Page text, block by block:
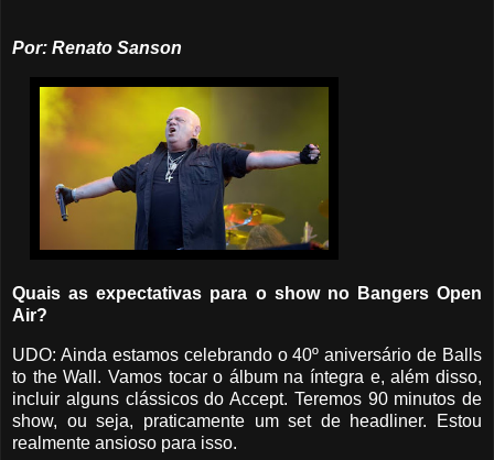
Por: Renato Sanson
Quais as expectativas para o show no Bangers Open
Air?
UDO: Ainda estamos celebrando o 40º aniversário de Balls
to the Wall. Vamos tocar o álbum na íntegra e, além disso,
incluir alguns clássicos do Accept. Teremos 90 minutos de
show, ou seja, praticamente um set de headliner. Estou
realmente ansioso para isso.